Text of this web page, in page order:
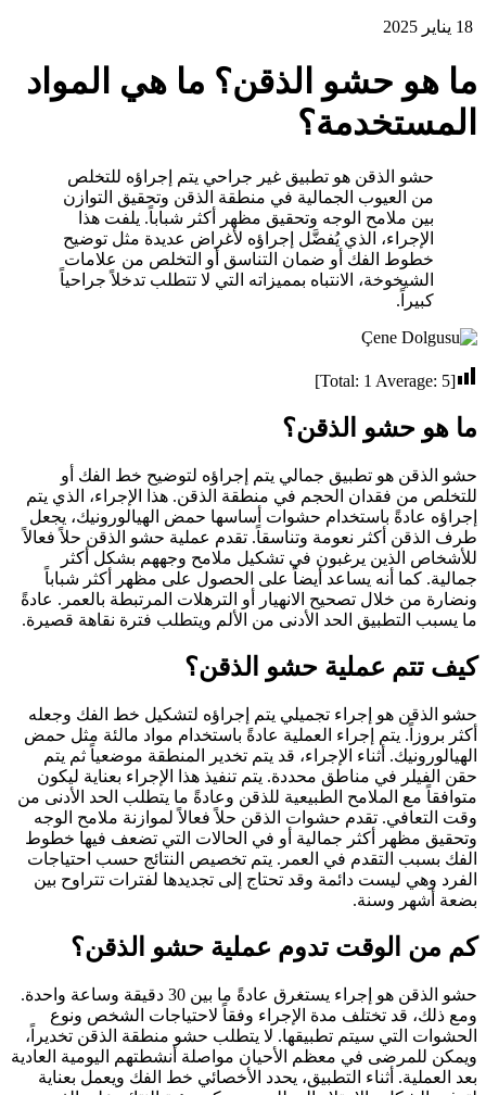
18 يناير 2025
ما هو حشو الذقن؟ ما هي المواد
المستخدمة؟
حشو الذقن هو تطبيق غير جراحي يتم إجراؤه للتخلص
من العيوب الجمالية في منطقة الذقن وتحقيق التوازن
بين ملامح الوجه وتحقيق مظهر أكثر شباباً. يلفت هذا
الإجراء، الذي يُفضَّل إجراؤه لأغراض عديدة مثل توضيح
خطوط الفك أو ضمان التناسق أو التخلص من علامات
الشيخوخة، الانتباه بمميزاته التي لا تتطلب تدخلاً جراحياً
كبيراً.
[Total:
1 Average: 5
]
ما هو حشو الذقن؟
حشو الذقن هو تطبيق جمالي يتم إجراؤه لتوضيح خط الفك أو
للتخلص من فقدان الحجم في منطقة الذقن. هذا الإجراء، الذي يتم
إجراؤه عادةً باستخدام حشوات أساسها حمض الهيالورونيك، يجعل
طرف الذقن أكثر نعومة وتناسقاً. تقدم عملية حشو الذقن حلاً فعالاً
للأشخاص الذين يرغبون في تشكيل ملامح وجههم بشكل أكثر
جمالية. كما أنه يساعد أيضاً على الحصول على مظهر أكثر شباباً
ونضارة من خلال تصحيح الانهيار أو الترهلات المرتبطة بالعمر. عادةً
ما يسبب التطبيق الحد الأدنى من الألم ويتطلب فترة نقاهة قصيرة.
كيف تتم عملية حشو الذقن؟
حشو الذقن هو إجراء تجميلي يتم إجراؤه لتشكيل خط الفك وجعله
أكثر بروزاً. يتم إجراء العملية عادةً باستخدام مواد مالئة مثل حمض
الهيالورونيك. أثناء الإجراء، قد يتم تخدير المنطقة موضعياً ثم يتم
حقن الفيلر في مناطق محددة. يتم تنفيذ هذا الإجراء بعناية ليكون
متوافقاً مع الملامح الطبيعية للذقن وعادةً ما يتطلب الحد الأدنى من
وقت التعافي. تقدم حشوات الذقن حلاً فعالاً لموازنة ملامح الوجه
وتحقيق مظهر أكثر جمالية أو في الحالات التي تضعف فيها خطوط
الفك بسبب التقدم في العمر. يتم تخصيص النتائج حسب احتياجات
الفرد وهي ليست دائمة وقد تحتاج إلى تجديدها لفترات تتراوح بين
بضعة أشهر وسنة.
كم من الوقت تدوم عملية حشو الذقن؟
حشو الذقن هو إجراء يستغرق عادةً ما بين 30 دقيقة وساعة واحدة.
ومع ذلك، قد تختلف مدة الإجراء وفقاً لاحتياجات الشخص ونوع
الحشوات التي سيتم تطبيقها. لا يتطلب حشو منطقة الذقن تخديراً،
ويمكن للمرضى في معظم الأحيان مواصلة أنشطتهم اليومية العادية
بعد العملية. أثناء التطبيق، يحدد الأخصائي خط الفك ويعمل بعناية